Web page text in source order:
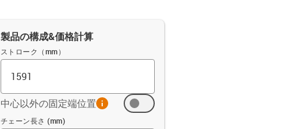
製品の構成&価格計算
ストローク（mm）
中心以外の固定端位置info
オフセット (mm)
チェーン長さ (mm)